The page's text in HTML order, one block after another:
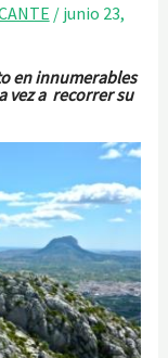
/ junio 23,
en innumerables
vez a recorrer su